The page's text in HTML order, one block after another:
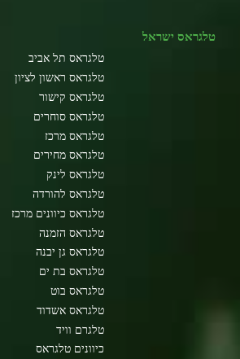
טלגראס ישראל
טלגראס תל אביב
טלגראס ראשון לציון
טלגראס קישור
טלגראס סוחרים
טלגראס מרכז
טלגראס מחירים
טלגראס לינק
טלגראס להורדה
טלגראס כיוונים מרכז
טלגראס הזמנה
טלגראס גן יבנה
טלגראס בת ים
טלגראס בוט
טלגראס אשדוד
טלגרם וויד
כיוונים טלגראס